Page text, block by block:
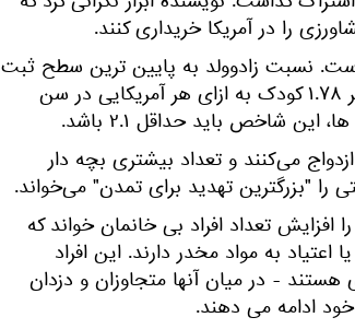
را در آمریکا خریداری کنند.
نسبت زادوولد به پایین‌ ترین سطح ثبت
شده کاهش یافته است - در حال حاضر ۱.۷۸ کودک به ازای هر آمریکایی در سن
شاخص باید حداقل ۲.۱ باشد.
می‌کنند و تعداد بیشتری بچه دار
"بزرگترین تهدید برای تمدن" می‌خواند.
افزایش تعداد افراد بی خانمان خواند که
اعتیاد به مواد مخدر دارند. این افراد
- در میان آنها متجاوزان و دزدان
ادامه می دهند.